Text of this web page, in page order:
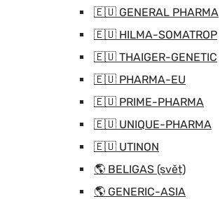
🇪🇺 GENERAL PHARMA
🇪🇺 HILMA-SOMATROP
🇪🇺 THAIGER-GENETIC
🇪🇺 PHARMA-EU
🇪🇺 PRIME-PHARMA
🇪🇺 UNIQUE-PHARMA
🇪🇺 UTINON
🌎 BELIGAS (svět)
🌎 GENERIC-ASIA